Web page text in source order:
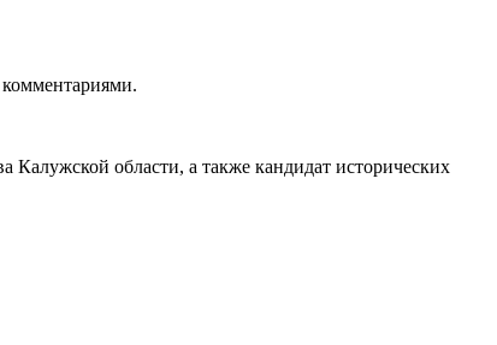
комментариями.
Калужской области, а также кандидат исторических